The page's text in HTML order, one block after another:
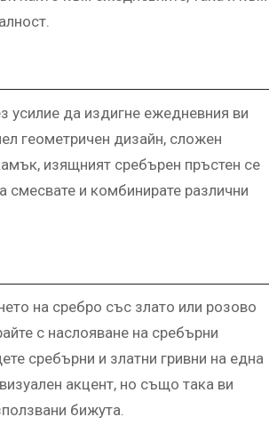
усилие да издигне ежедневния ви
геометричен дизайн, сложен
изящният сребърен пръстен се
смесвате и комбинирате различни
на сребро със злато или розово
с наслояване на сребърни
сребърни и златни гривни на една
акцент, но също така ви
бижута.